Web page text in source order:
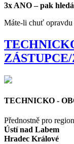
3x ANO – pak
Máte-li chuť opravdu
TECHNICKO -
Přednostně pro
Ústí nad Labem
Hradec Králové